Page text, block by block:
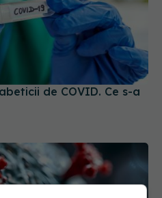
de COVID. Ce s-a